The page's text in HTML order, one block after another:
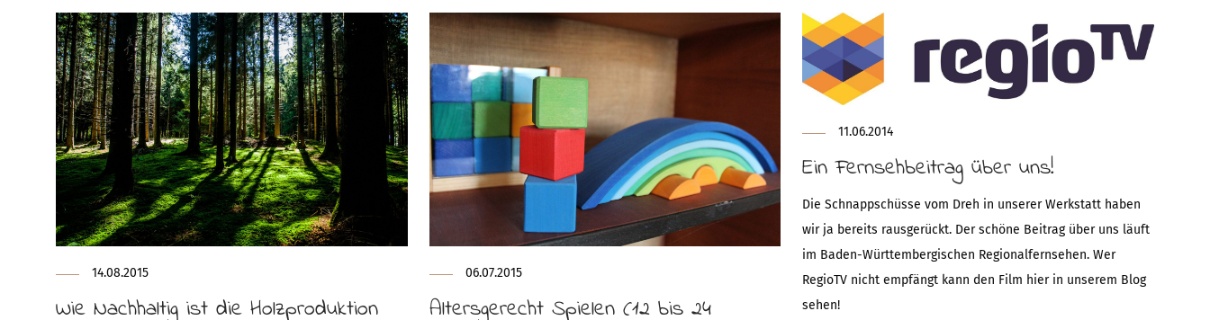
14.08.2015
Wie Nachhaltig ist die Holzproduktion
06.07.2015
Altersgerecht Spielen (12 bis 24
11.06.2014
Ein Fernsehbeitrag über uns!
Die Schnappschüsse vom Dreh in unserer Werkstatt haben
wir ja bereits rausgerückt. Der schöne Beitrag über uns läuft
im Baden-Württembergischen Regionalfernsehen. Wer
RegioTV nicht empfängt kann den Film hier in unserem Blog
sehen!